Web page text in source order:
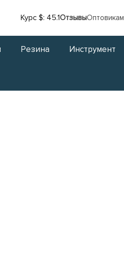
Курс $: 45.1ОтзывыОптовикам
Резина Инструмент